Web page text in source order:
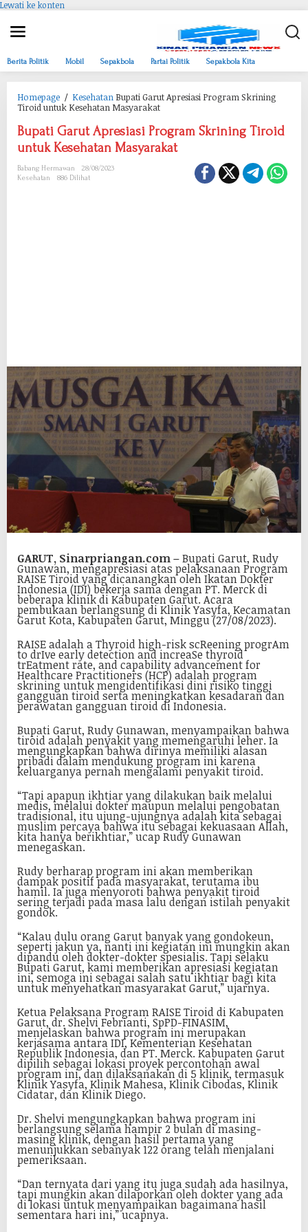
Lewati ke konten
Berita Politik Mobil Sepakbola Partai Politik Sepakbola Kita
Homepage / Kesehatan Bupati Garut Apresiasi Program Skrining
Tiroid untuk Kesehatan Masyarakat
Bupati Garut Apresiasi Program Skrining Tiroid
untuk Kesehatan Masyarakat
Babang Hermawan
28/08/2023
Kesehatan
886 Dilihat
GARUT, Sinarpriangan.com –Bupati Garut, Rudy
Gunawan, mengapresiasi atas pelaksanaan Program
RAISE Tiroid yang dicanangkan oleh Ikatan Dokter
Indonesia (IDI) bekerja sama dengan PT. Merck di
beberapa klinik di Kabupaten Garut. Acara
pembukaan berlangsung di Klinik Yasyfa, Kecamatan
Garut Kota, Kabupaten Garut, Minggu (27/08/2023).
RAISE adalah a Thyroid high-risk scReening progrAm
to drIve early detection and increaSe thyroid
trEatment rate, and capability advancement for
Healthcare Practitioners (HCP) adalah program
skrining untuk mengidentifikasi dini risiko tinggi
gangguan tiroid serta meningkatkan kesadaran dan
perawatan gangguan tiroid di Indonesia.
Bupati Garut, Rudy Gunawan, menyampaikan bahwa
tiroid adalah penyakit yang memengaruhi leher. Ia
mengungkapkan bahwa dirinya memiliki alasan
pribadi dalam mendukung program ini karena
keluarganya pernah mengalami penyakit tiroid.
“Tapi apapun ikhtiar yang dilakukan baik melalui
medis, melalui dokter maupun melalui pengobatan
tradisional, itu ujung-ujungnya adalah kita sebagai
muslim percaya bahwa itu sebagai kekuasaan Allah,
kita hanya berikhtiar,” ucap Rudy Gunawan
menegaskan.
Rudy berharap program ini akan memberikan
dampak positif pada masyarakat, terutama ibu
hamil. Ia juga menyoroti bahwa penyakit tiroid
sering terjadi pada masa lalu dengan istilah penyakit
gondok.
“Kalau dulu orang Garut banyak yang gondokeun,
seperti jakun ya, nanti ini kegiatan ini mungkin akan
dipandu oleh dokter-dokter spesialis. Tapi selaku
Bupati Garut, kami memberikan apresiasi kegiatan
ini, semoga ini sebagai salah satu ikhtiar bagi kita
untuk menyehatkan masyarakat Garut,” ujarnya.
Ketua Pelaksana Program RAISE Tiroid di Kabupaten
Garut, dr. Shelvi Febrianti, SpPD-FINASIM,
menjelaskan bahwa program ini merupakan
kerjasama antara IDI, Kementerian Kesehatan
Republik Indonesia, dan PT. Merck. Kabupaten Garut
dipilih sebagai lokasi proyek percontohan awal
program ini, dan dilaksanakan di 5 klinik, termasuk
Klinik Yasyfa, Klinik Mahesa, Klinik Cibodas, Klinik
Cidatar, dan Klinik Diego.
Dr. Shelvi mengungkapkan bahwa program ini
berlangsung selama hampir 2 bulan di masing-
masing klinik, dengan hasil pertama yang
menunjukkan sebanyak 122 orang telah menjalani
pemeriksaan.
“Dan ternyata dari yang itu juga sudah ada hasilnya,
tapi mungkin akan dilaporkan oleh dokter yang ada
di lokasi untuk menyampaikan bagaimana hasil
sementara hari ini,” ucapnya.